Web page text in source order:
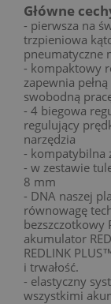
Główne
- pierwsza na
trzpieniowa
pneumatyczne
- kompaktowy
zapewnia
swobodną
- 4 biegowa
regulujący
narzędzia
- kompatybilna
- w zestawie
8 mm
- DNA naszej
równowagę
bezszczotkowy
akumulator
REDLINK
i trwałość.
- elastyczny
wszystkimi